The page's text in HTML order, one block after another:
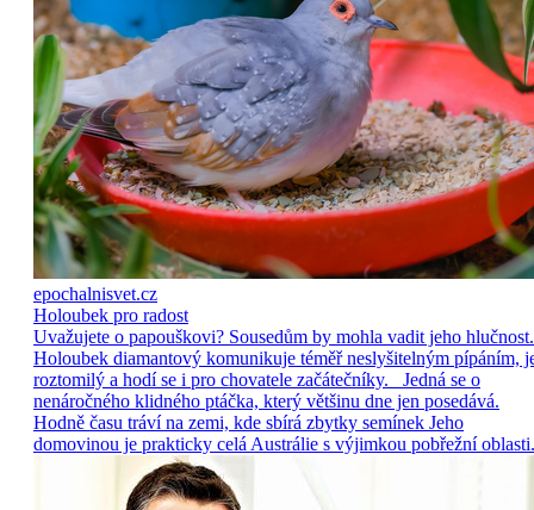
epochalnisvet.cz
Holoubek pro radost
Uvažujete o papouškovi? Sousedům by mohla vadit jeho hlučnost.
Holoubek diamantový komunikuje téměř neslyšitelným pípáním,
roztomilý a hodí se i pro chovatele začátečníky. Jedná se o
nenáročného klidného ptáčka, který většinu dne jen posedává.
Hodně času tráví na zemi, kde sbírá zbytky semínek Jeho
domovinou je prakticky celá Austrálie s výjimkou pobřežní oblasti.